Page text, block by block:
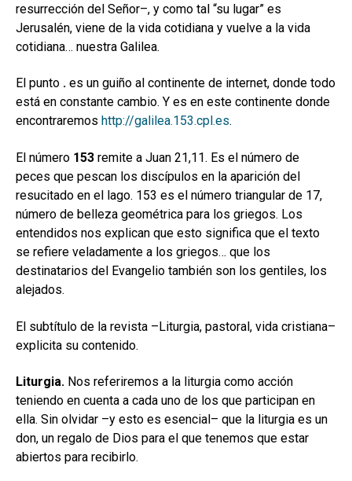
resurrección del Señor–, y como tal “su lugar” es
Jerusalén, viene de la vida cotidiana y vuelve a la vida
cotidiana… nuestra Galilea.
El punto . es un guiño al continente de internet, donde todo
está en constante cambio. Y es en este continente donde
encontraremos http://galilea.153.cpl.es.
El número 153 remite a Juan 21,11. Es el número de
peces que pescan los discípulos en la aparición del
resucitado en el lago. 153 es el número triangular de 17,
número de belleza geométrica para los griegos. Los
entendidos nos explican que esto significa que el texto
se refiere veladamente a los griegos… que los
destinatarios del Evangelio también son los gentiles, los
alejados.
El subtítulo de la revista –Liturgia, pastoral, vida cristiana–
explicita su contenido.
Liturgia. Nos referiremos a la liturgia como acción
teniendo en cuenta a cada uno de los que participan en
ella. Sin olvidar –y esto es esencial– que la liturgia es un
don, un regalo de Dios para el que tenemos que estar
abiertos para recibirlo.